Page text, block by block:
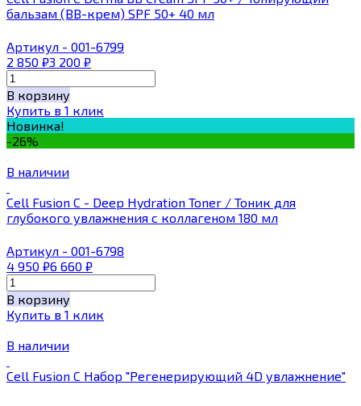
бальзам (ВВ-крем) SPF 50+ 40 мл
Артикул - 001-6799
2 850 ₽3 200 ₽
В корзину
Купить в 1 клик
Новинка!
-26%
В наличии
Cell Fusion C - Deep Hydration Toner / Тоник для
глубокого увлажнения с коллагеном 180 мл
Артикул - 001-6798
4 950 ₽6 660 ₽
В корзину
Купить в 1 клик
В наличии
Cell Fusion C Набор "Регенерирующий 4D увлажнение"